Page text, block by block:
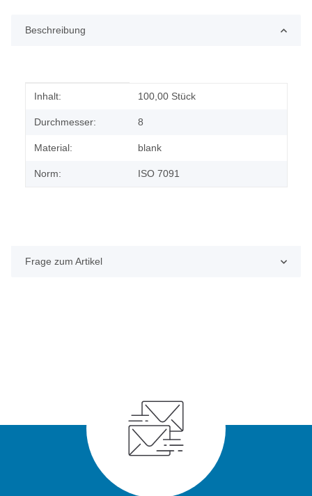
Beschreibung
Produkteigenschaft
Wert
Inhalt: 100,00 Stück
Durchmesser: 8
Material: blank
Norm: ISO 7091
Frage zum Artikel